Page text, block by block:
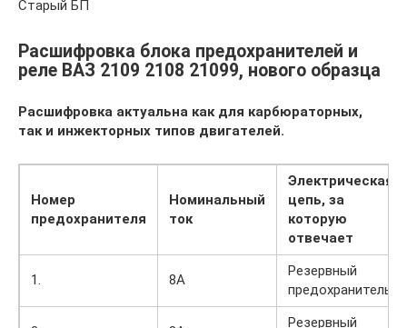
Старый БП
Расшифровка блока предохранителей и
реле ВАЗ 2109 2108 21099, нового образца
Расшифровка актуальна как для карбюраторных,
так и инжекторных типов двигателей.
Номер
предохранителя
Номинальный
ток
Электрическая
цепь, за
которую
отвечает
1. 8А
Резервный
предохранитель
Резервный